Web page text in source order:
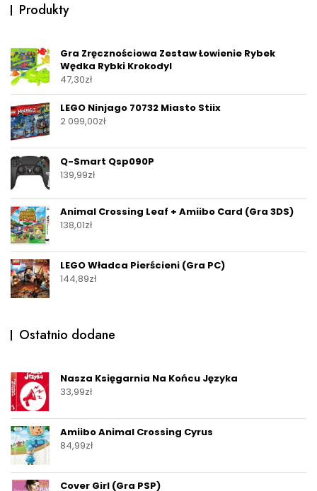
Produkty
Gra Zręcznościowa Zestaw Łowienie Rybek
Wędka Rybki Krokodyl
47,30zł
LEGO Ninjago 70732 Miasto Stiix
2 099,00zł
Q-Smart Qsp090P
139,99zł
Animal Crossing Leaf + Amiibo Card (Gra 3DS)
138,01zł
LEGO Władca Pierścieni (Gra PC)
144,89zł
Ostatnio dodane
Nasza Księgarnia Na Końcu Języka
33,99zł
Amiibo Animal Crossing Cyrus
84,99zł
Cover Girl (Gra PSP)